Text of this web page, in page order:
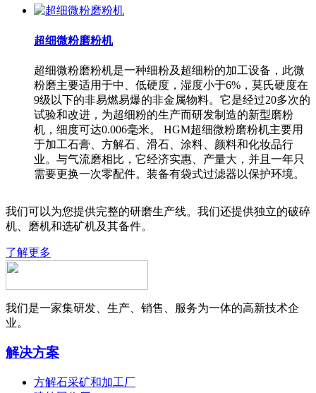
超细微粉磨粉机
超细微粉磨粉机是一种细粉及超细粉的加工设备，此微
粉磨主要适用于中、低硬度，湿度小于6%，莫氏硬度在
9级以下的非易燃易爆的非金属物料。它是经过20多次的
试验和改进，为超细粉的生产而研发制造的新型磨粉
机，细度可达0.006毫米。 HGM超细微粉磨粉机主要用
于加工石膏、方解石、滑石、涂料、颜料和化妆品行
业。与气流磨相比，它经济实惠、产量大，并且一年只
需要更换一次零配件。装备有袋式过滤器以保护环境。
我们可以为您提供完整的研磨生产线。我们还提供独立的破碎
机、磨机和选矿机及其备件。
了解更多
我们是一家集研发、生产、销售、服务为一体的高新技术企
业。
解决方案
方解石采矿和加工厂